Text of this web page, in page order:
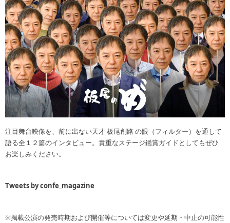
注目舞台映像を、前に出ない天才 板尾創路 の眼（フィルター）を通して
語る全１２篇のインタビュー。貴重なステージ鑑賞ガイドとしてもぜひ
お楽しみください。
Tweets by confe_magazine
※掲載公演の発売時期および開催等については変更や延期・中止の可能性